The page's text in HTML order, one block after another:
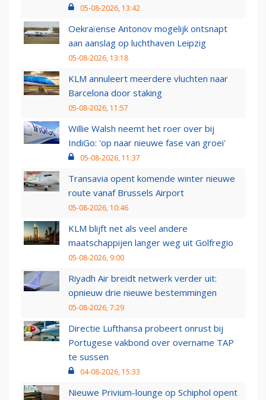
05-08-2026, 13:42
Oekraïense Antonov mogelijk ontsnapt
aan aanslag op luchthaven Leipzig
05-08-2026, 13:18
KLM annuleert meerdere vluchten naar
Barcelona door staking
05-08-2026, 11:57
Willie Walsh neemt het roer over bij
IndiGo: 'op naar nieuwe fase van groei'
05-08-2026, 11:37
Transavia opent komende winter nieuwe
route vanaf Brussels Airport
05-08-2026, 10:46
KLM blijft net als veel andere
maatschappijen langer weg uit Golfregio
05-08-2026, 9:00
Riyadh Air breidt netwerk verder uit:
opnieuw drie nieuwe bestemmingen
05-08-2026, 7:29
Directie Lufthansa probeert onrust bij
Portugese vakbond over overname TAP
te sussen
04-08-2026, 15:33
Nieuwe Privium-lounge op Schiphol opent